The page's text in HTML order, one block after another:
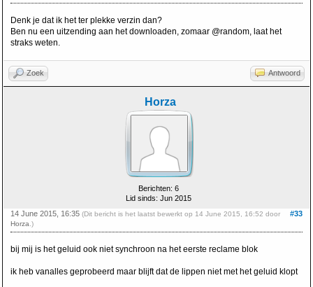
Denk je dat ik het ter plekke verzin dan?
Ben nu een uitzending aan het downloaden, zomaar @random, laat het
straks weten.
Zoek Antwoord
Horza
Berichten: 6
Lid sinds: Jun 2015
#33
14 June 2015, 16:35 (Dit bericht is het laatst bewerkt op 14 June 2015, 16:52 door
Horza .)
bij mij is het geluid ook niet synchroon na het eerste reclame blok
ik heb vanalles geprobeerd maar blijft dat de lippen niet met het geluid klopt